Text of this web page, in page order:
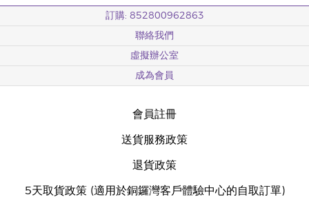
訂購: 852800962863
聯絡我們
虛擬辦公室
成為會員
會員註冊
送貨服務政策
退貨政策
5天取貨政策 (適用於銅鑼灣客戶體驗中心的自取訂單)